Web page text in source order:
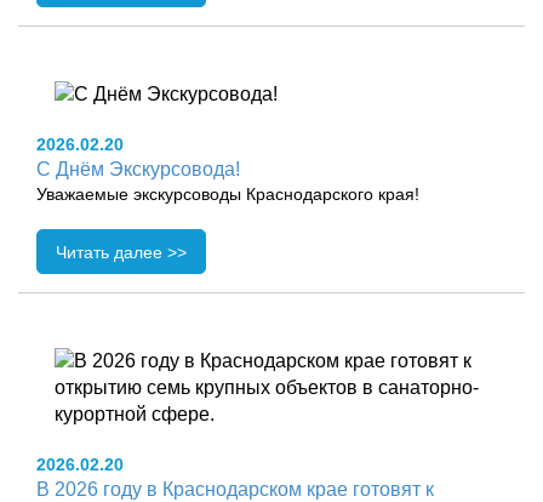
2026.02.20
С Днём Экскурсовода!
Уважаемые экскурсоводы Краснодарского края!
Читать далее >>
2026.02.20
В 2026 году в Краснодарском крае готовят к